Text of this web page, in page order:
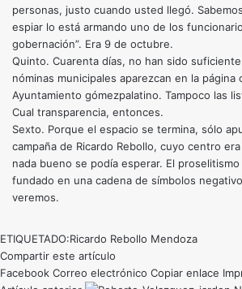
personas, justo cuando usted llegó.
espiar lo está armando uno de los
gobernación”. Era 9 de octubre.
Quinto. Cuarenta días, no han sido
nóminas municipales aparezcan en la página
Ayuntamiento gómezpalatino. Tampoco las
Cual transparencia, entonces.
Sexto. Porque el espacio se termina, sólo
campaña de Ricardo Rebollo, cuyo centro
nada bueno se podía esperar. El
fundado en una cadena de símbolos
veremos.
ETIQUETADO:Ricardo Rebollo Mendoza
Compartir este artículo
Facebook Correo electrónico Copiar enlace